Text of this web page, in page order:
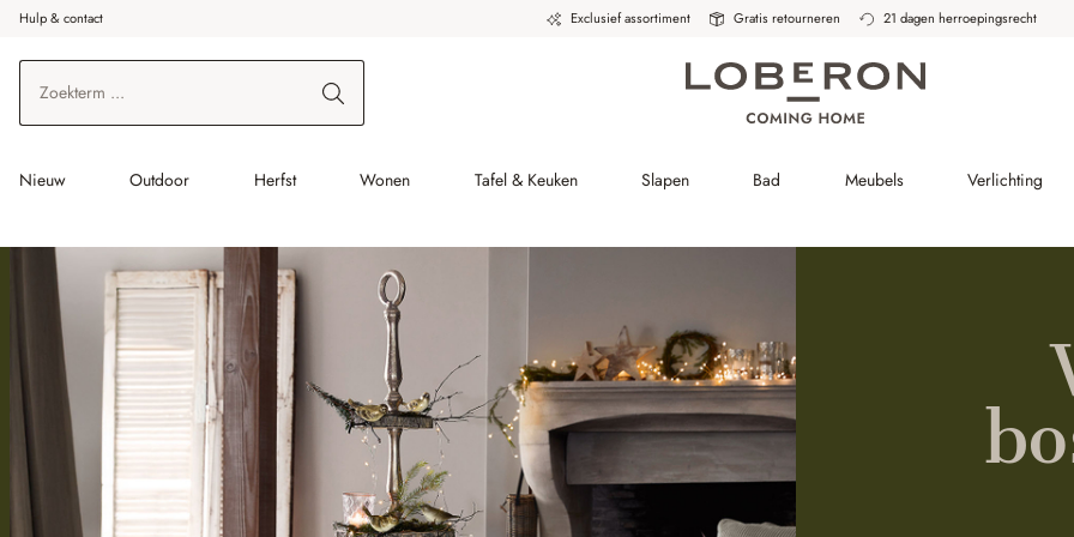
de hoofdinhoud
Ga naar zoeken
Ga naar de hoofdnavigatie
Hulp & contact Exclusief assortiment Gratis retourneren 21 dagen herroepingsrecht
Nieuw Outdoor Herfst Wonen Tafel & Keuken Slapen Bad Meubels Verlichting